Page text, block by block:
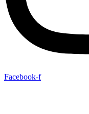
Facebook-f